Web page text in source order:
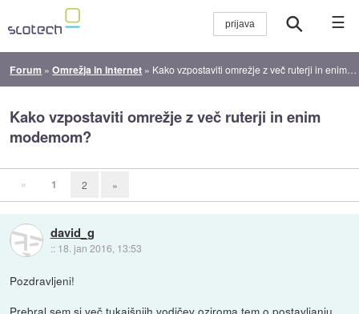
☰
Forum »Omrežja in internet » Kako vzpostaviti omrežje z več ruterji in enim modemom?
Kako vzpostaviti omrežje z več ruterji in enim
modemom?
« 1 2 »
david_g
:: 18. jan 2016, 13:53
Pozdravljeni!
Prebral sem si več tukajšnjih vodičev oziroma tem o postavljanju